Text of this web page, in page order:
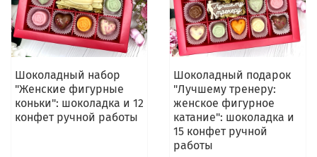
Шоколадный набор
"Женские фигурные
коньки": шоколадка и 12
конфет ручной работы
Шоколадный подарок
"Лучшему тренеру:
женское фигурное
катание": шоколадка и
15 конфет ручной
работы